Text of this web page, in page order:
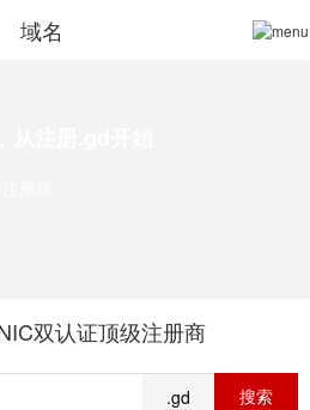
域名
双认证顶级注册商
.gd